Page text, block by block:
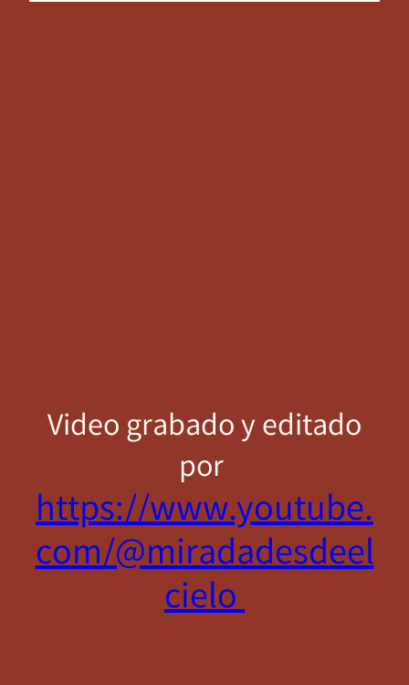
Video grabado y editado
por
https://www.youtube.
com/@miradadesdeel
cielo